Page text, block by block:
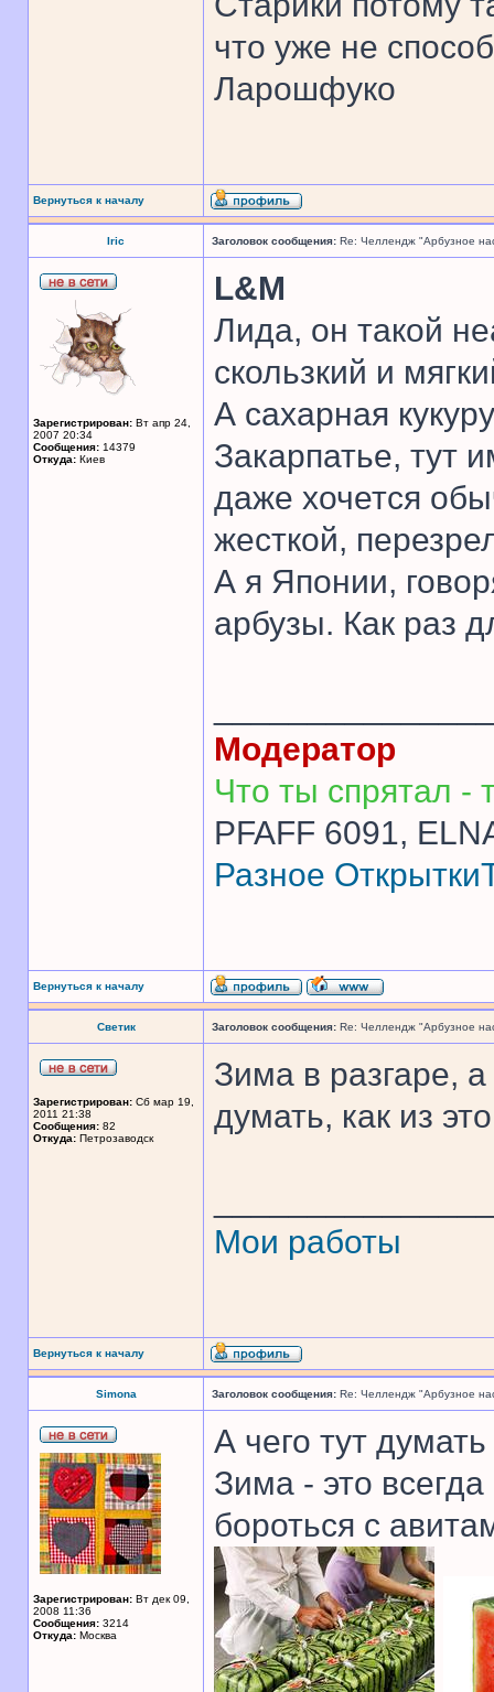
что уже не
Ларошфуко
Вернуться к началу
Iric Заголовок сообщения: Re: Челлендж "Арбузное
Зарегистрирован: Вт апр 24,
2007 20:34
Сообщения: 14379
Откуда: Киев
L&M
Лида, он такой
скользкий и
А сахарная
Закарпатье, тут
даже хочется
жесткой,
А я Японии,
арбузы. Как раз
Модератор
Что ты спрятал -
PFAFF 6091,
Разное Открытки
Вернуться к началу
Светик Заголовок сообщения: Re: Челлендж "Арбузное
Зарегистрирован: Сб мар 19,
2011 21:38
Сообщения: 82
Откуда: Петрозаводск
Зима в разгаре,
думать, как из
Мои работы
Вернуться к началу
Simona Заголовок сообщения: Re: Челлендж "Арбузное
Зарегистрирован: Вт дек 09,
2008 11:36
Сообщения: 3214
Откуда: Москва
А чего тут
Зима - это
бороться с